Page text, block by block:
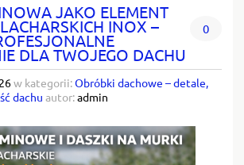
JAKO ELEMENT
INOX –
DLA TWOJEGO DACHU
0
w kategorii:Obróbki dachowe – detale,
dachu autor:admin